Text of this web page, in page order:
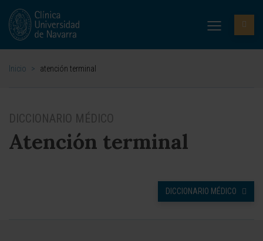
Inicio > atención terminal
DICCIONARIO MÉDICO
Atención terminal
DICCIONARIO MÉDICO